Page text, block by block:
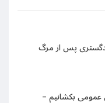
پس از مرگ
بکشانیم –